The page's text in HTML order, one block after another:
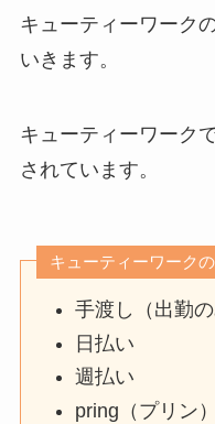
キューティーワーク
いきます。
キューティーワーク
されています。
キューティーワーク
手渡し（出勤の
日払い
週払い
pring（プリン